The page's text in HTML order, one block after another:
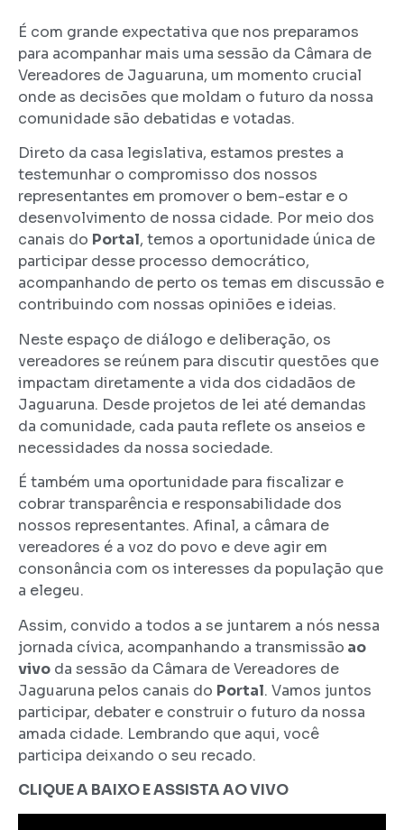
É com grande expectativa que nos preparamos
para acompanhar mais uma sessão da Câmara de
Vereadores de Jaguaruna, um momento crucial
onde as decisões que moldam o futuro da nossa
comunidade são debatidas e votadas.
Direto da casa legislativa, estamos prestes a
testemunhar o compromisso dos nossos
representantes em promover o bem-estar e o
desenvolvimento de nossa cidade. Por meio dos
canais do Portal, temos a oportunidade única de
participar desse processo democrático,
acompanhando de perto os temas em discussão e
contribuindo com nossas opiniões e ideias.
Neste espaço de diálogo e deliberação, os
vereadores se reúnem para discutir questões que
impactam diretamente a vida dos cidadãos de
Jaguaruna. Desde projetos de lei até demandas
da comunidade, cada pauta reflete os anseios e
necessidades da nossa sociedade.
É também uma oportunidade para fiscalizar e
cobrar transparência e responsabilidade dos
nossos representantes. Afinal, a câmara de
vereadores é a voz do povo e deve agir em
consonância com os interesses da população que
a elegeu.
Assim, convido a todos a se juntarem a nós nessa
jornada cívica, acompanhando a transmissão ao
vivo da sessão da Câmara de Vereadores de
Jaguaruna pelos canais do Portal. Vamos juntos
participar, debater e construir o futuro da nossa
amada cidade. Lembrando que aqui, você
participa deixando o seu recado.
CLIQUE A BAIXO E ASSISTA AO VIVO